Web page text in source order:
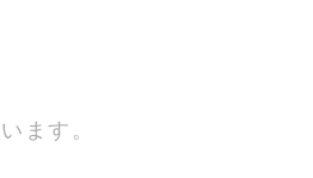
ます。